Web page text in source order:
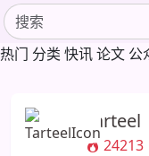
热门 分类 快讯论文 公
Tarteel
24213